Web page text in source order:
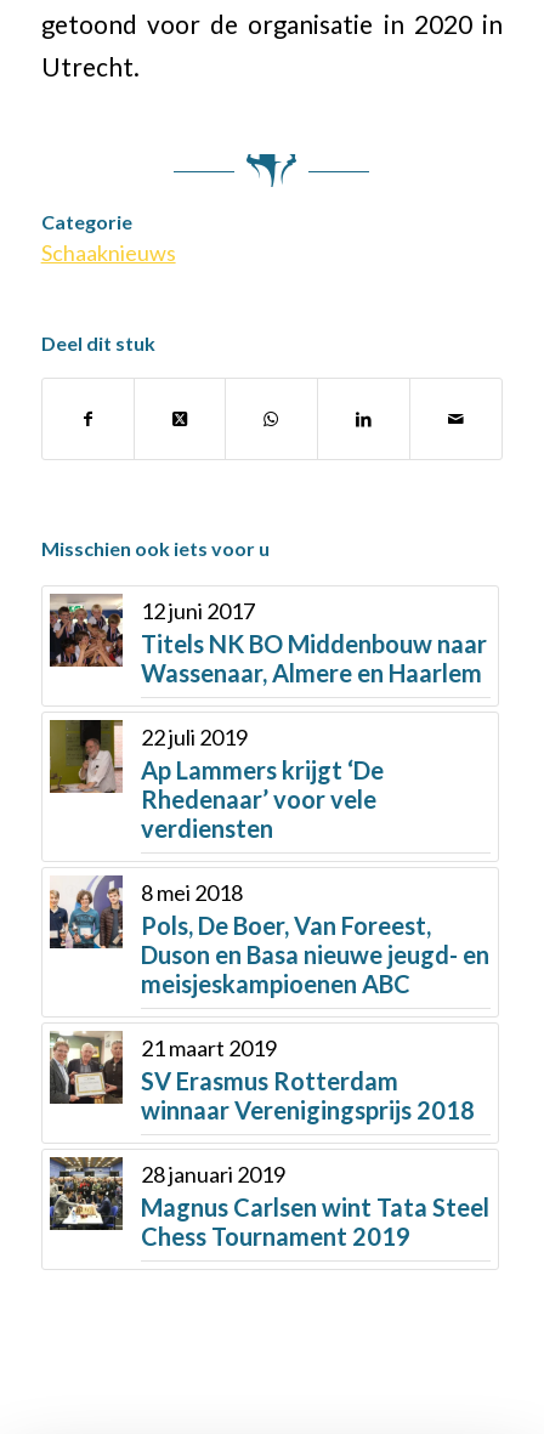
getoond voor de organisatie in 2020 in
Utrecht.
Categorie
Schaaknieuws
Deel dit stuk
Misschien ook iets voor u
12 juni 2017
Titels NK BO Middenbouw naar
Wassenaar, Almere en Haarlem
22 juli 2019
Ap Lammers krijgt ‘De
Rhedenaar’ voor vele
verdiensten
8 mei 2018
Pols, De Boer, Van Foreest,
Duson en Basa nieuwe jeugd- en
meisjeskampioenen ABC
21 maart 2019
SV Erasmus Rotterdam
winnaar Verenigingsprijs 2018
28 januari 2019
Magnus Carlsen wint Tata Steel
Chess Tournament 2019